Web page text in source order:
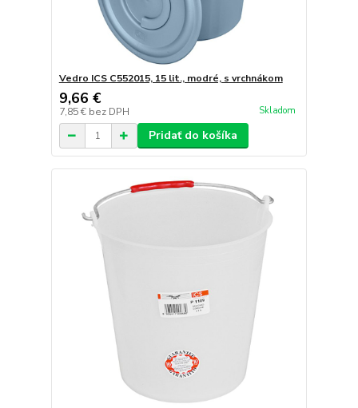
Vedro ICS C552015, 15 lit., modré, s vrchnákom
9,66 €
7,85 € bez DPH Skladom
Pridať do košíka